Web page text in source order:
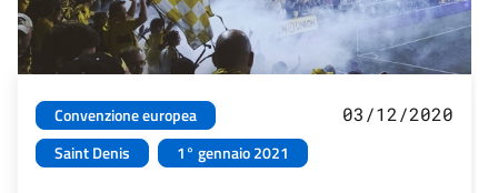
Convenzione europea
Saint Denis
1° gennaio 2021
03/12/2020